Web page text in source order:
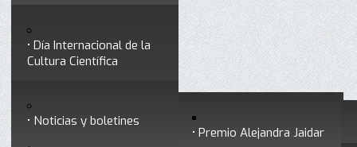
profesionales
Premios a divulgadores Premio Alejandra Jaidar
formar divulgadores
Día Internacional de la
Cultura Científica
Noticias y boletines